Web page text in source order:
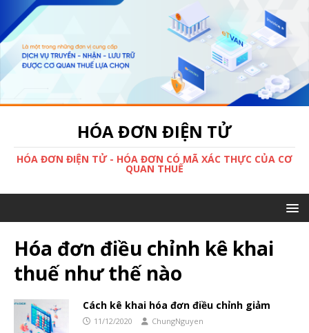
HÓA ĐƠN ĐIỆN TỬ
HÓA ĐƠN ĐIỆN TỬ - HÓA ĐƠN CÓ MÃ XÁC THỰC CỦA CƠ
QUAN THUẾ
Hóa đơn điều chỉnh kê khai
thuế như thế nào
Cách kê khai hóa đơn điều chỉnh giảm
11/12/2020 ChungNguyen